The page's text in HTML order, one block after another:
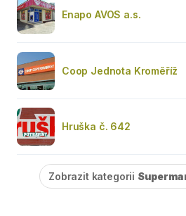
Enapo AVOS a.s.
Coop Jednota Kroměříž
Hruška č. 642
Zobrazit kategorii